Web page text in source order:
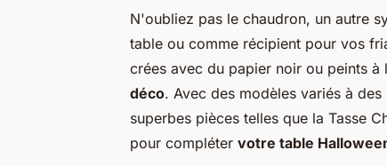
N'oubliez pas le chaudron, un autre
table ou comme récipient pour vos
crées avec du papier noir ou peints
déco. Avec des modèles variés à des
superbes pièces telles que la Tasse
pour compléter votre table